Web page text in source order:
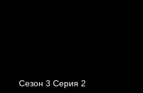
Сезон 3 Серия 2